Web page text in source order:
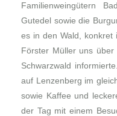
Familienweingütern
Gutedel sowie die
es in den Wald, konkret
Förster Müller uns
Schwarzwald
auf Lenzenberg im
sowie Kaffee und
der Tag mit einem